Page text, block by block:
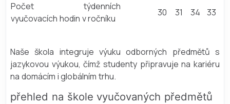
Počet týdenních
vyučovacích hodin v ročníku
30 31 34 33
Naše škola integruje výuku odborných předmětů s
jazykovou výukou, čímž studenty připravuje na kariéru
na domácím i globálním trhu.
přehled na škole vyučovaných předmětů